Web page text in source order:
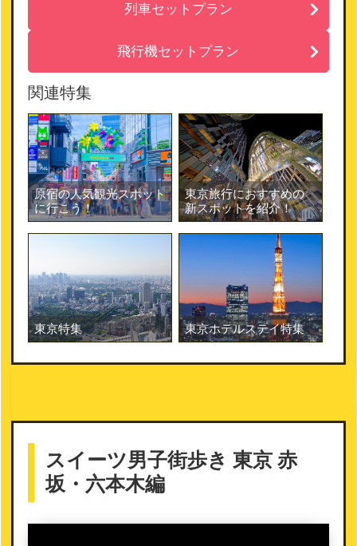
列車セットプラン
飛行機セットプラン
関連特集
原宿の人気観光スポット
に行こう！
東京旅行におすすめの
新スポットを紹介！
東京特集 東京ホテルステイ特集
スイーツ男子街歩き 東京 赤
坂・六本木編